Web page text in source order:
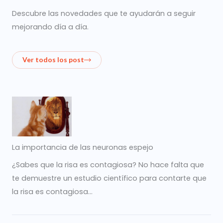
Descubre las novedades que te ayudarán a seguir
mejorando día a día.
Ver todos los post
La importancia de las neuronas espejo
¿Sabes que la risa es contagiosa? No hace falta que
te demuestre un estudio científico para contarte que
la risa es contagiosa…